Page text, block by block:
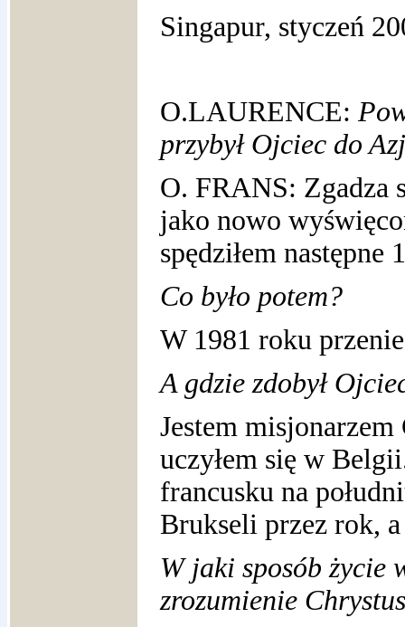
Singapur, styczeń
O.LAURENCE:
przybył Ojciec do
O. FRANS: Zgadza
jako nowo
spędziłem
Co było potem?
W 1981 roku
A gdzie zdobył
Jestem
uczyłem się w
francusku na
Brukseli przez rok,
W jaki sposób życie
zrozumienie